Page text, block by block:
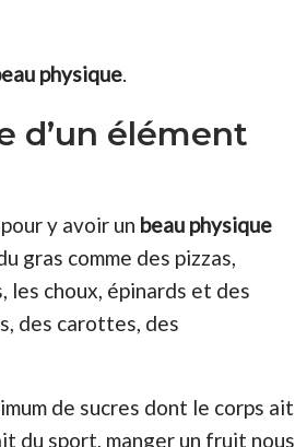
physique.
d’un élément
y avoir un beau physique
gras comme des pizzas,
les choux, épinards et des
des carottes, des
de sucres dont le corps ait
du sport, manger un fruit nous